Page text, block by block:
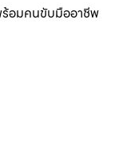
ร้อมคนขับมืออาชีพ